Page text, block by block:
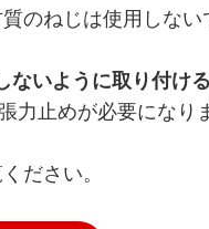
のねじは使用しない
いように取り付ける
力止めが必要になり
ださい。